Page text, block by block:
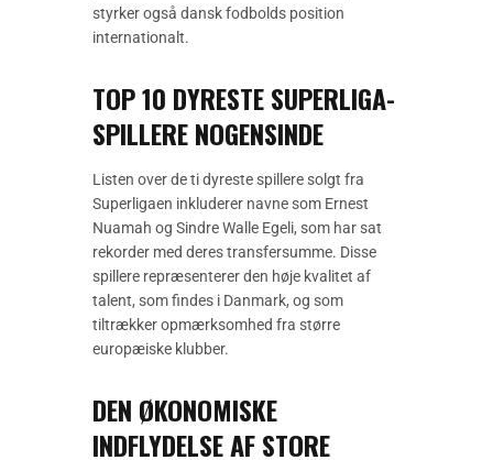
styrker også dansk fodbolds position
internationalt.
TOP 10 DYRESTE SUPERLIGA-
SPILLERE NOGENSINDE
Listen over de ti dyreste spillere solgt fra
Superligaen inkluderer navne som Ernest
Nuamah og Sindre Walle Egeli, som har sat
rekorder med deres transfersumme. Disse
spillere repræsenterer den høje kvalitet af
talent, som findes i Danmark, og som
tiltrækker opmærksomhed fra større
europæiske klubber.
DEN ØKONOMISKE
INDFLYDELSE AF STORE